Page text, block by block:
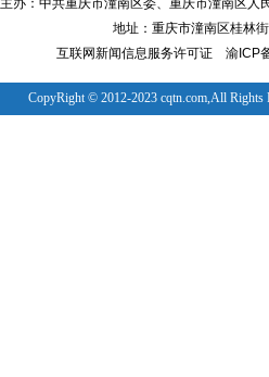
主办：中共重庆市潼南区委、重庆市潼南区
地址：重庆市潼南区桂林
互联网新闻信息服务许可证
渝ICP
CopyRight © 2012-2023 cqtn.com,All Rights